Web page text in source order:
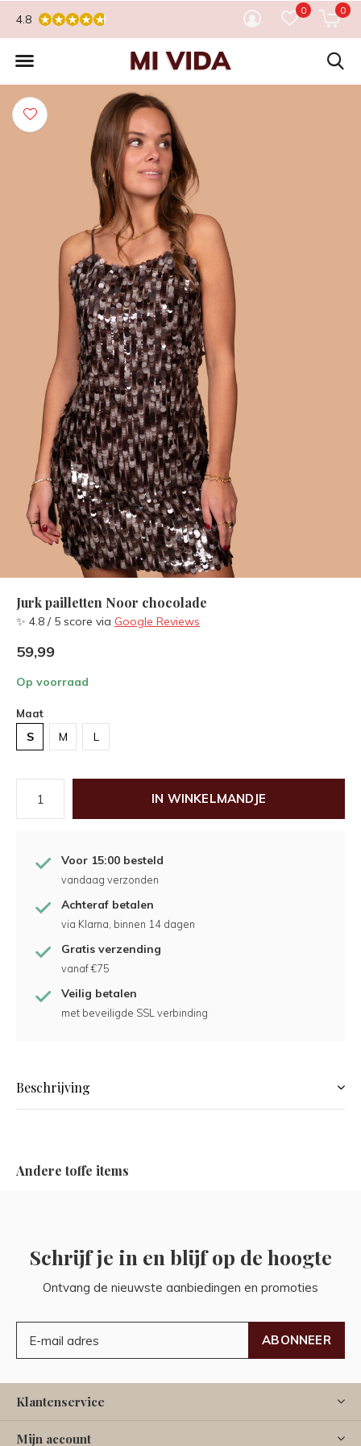
0 0
4.8
Jurk pailletten Noor chocolade
✨ 4.8 / 5 score via Google Reviews
59,99
Op voorraad
Maat
S M L
IN WINKELMANDJE
Voor 15:00 besteld
vandaag verzonden
Achteraf betalen
via Klarna, binnen 14 dagen
Gratis verzending
vanaf €75
Veilig betalen
met beveiligde SSL verbinding
Beschrijving
Andere toffe items
Schrijf je in en blijf op de hoogte
Ontvang de nieuwste aanbiedingen en promoties
ABONNEER
Klantenservice
Mijn account